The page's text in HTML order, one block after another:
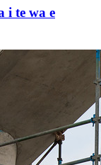
i te wa e